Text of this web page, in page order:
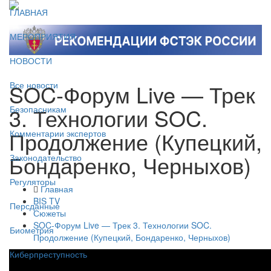
ГЛАВНАЯ
МЕРОПРИЯТИЯ
НОВОСТИ
Все новости
Безопасникам
Комментарии экспертов
Законодательство
Регуляторы
Персданные
Биометрия
Киберпреступность
SOC-Форум Live — Трек
3. Технологии SOC.
Продолжение (Купецкий,
Бондаренко, Черныхов)
Главная
BIS TV
Сюжеты
SOC-Форум Live — Трек 3. Технологии SOC.
Продолжение (Купецкий, Бондаренко, Черныхов)